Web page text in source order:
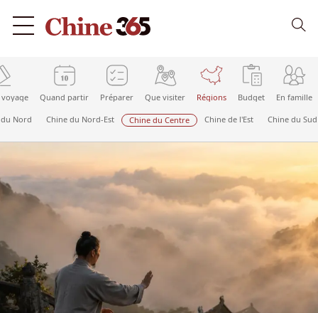
Quand partir Préparer Que visiter Régions Budget En famille
Nord Chine du Nord-Est Chine du Centre Chine de l'Est Chine du Sud